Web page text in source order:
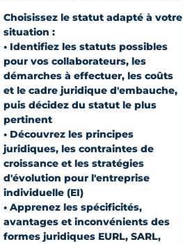
Choisissez le statut adapté à votre
situation :
• Identifiez les statuts possibles
pour vos collaborateurs, les
démarches à effectuer, les coûts
et le cadre juridique d'embauche,
puis décidez du statut le plus
pertinent
• Découvrez les principes
juridiques, les contraintes de
croissance et les stratégies
d'évolution pour l'entreprise
individuelle (EI)
• Apprenez les spécificités,
avantages et inconvénients des
formes juridiques EURL, SARL,